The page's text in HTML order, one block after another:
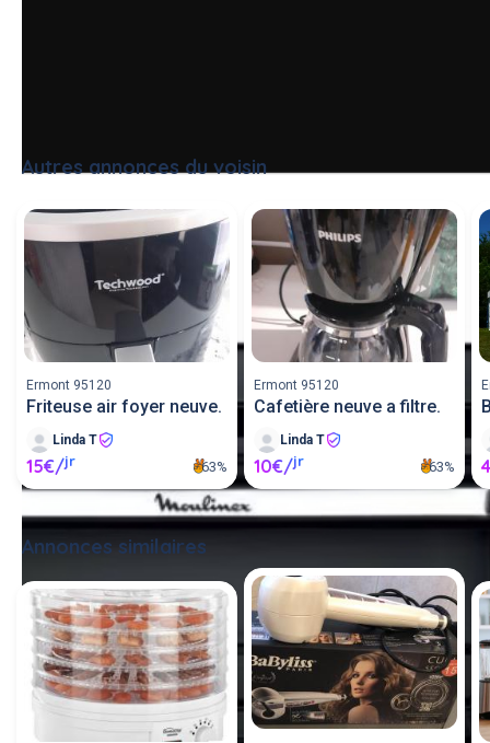
Autres annonces du voisin
Ermont 95120
Friteuse air foyer neuve.
Linda T
15€/jr 63%
Ermont 95120
Cafetière neuve a filtre.
Linda T
10€/jr 63%
Annonces similaires